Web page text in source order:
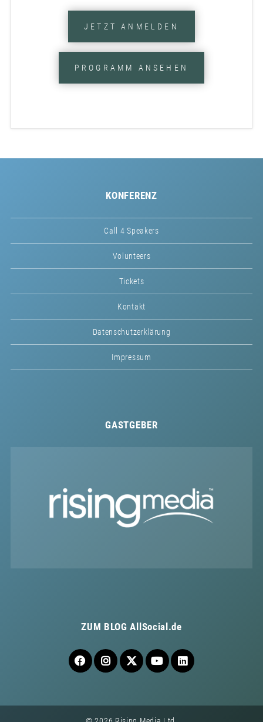
JETZT ANMELDEN
PROGRAMM ANSEHEN
KONFERENZ
Call 4 Speakers
Volunteers
Tickets
Kontakt
Datenschutzerklärung
Impressum
GASTGEBER
ZUM BLOGAllSocial.de